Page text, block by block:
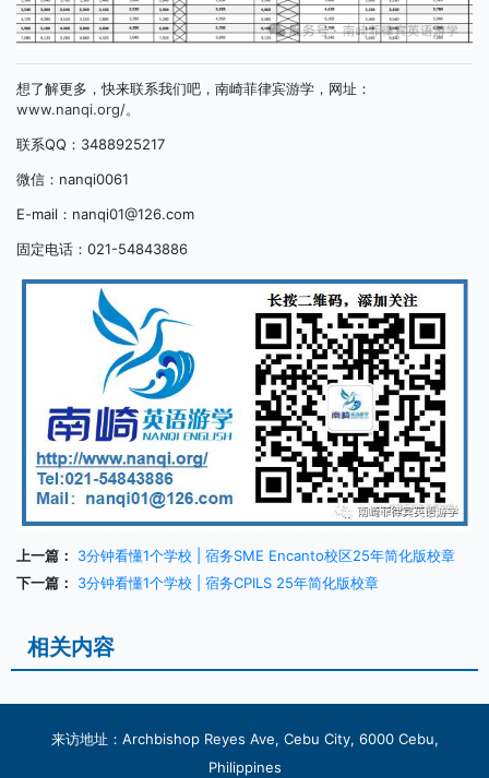
想了解更多，快来联系我们吧，南崎菲律宾游学，网址：
www.nanqi.org/。
联系QQ：3488925217
微信：nanqi0061
E-mail：nanqi01@126.com
固定电话：021-54843886
上一篇：
3分钟看懂1个学校 | 宿务SME Encanto校区25年简化版校章
下一篇：
3分钟看懂1个学校 | 宿务CPILS 25年简化版校章
相关内容
来访地址：Archbishop Reyes Ave, Cebu City, 6000 Cebu,
Philippines